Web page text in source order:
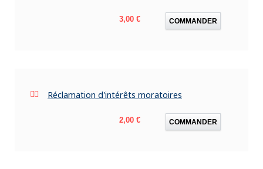
Prix
3,00 € COMMANDER
Réclamation d'intérêts moratoires
Prix
2,00 € COMMANDER